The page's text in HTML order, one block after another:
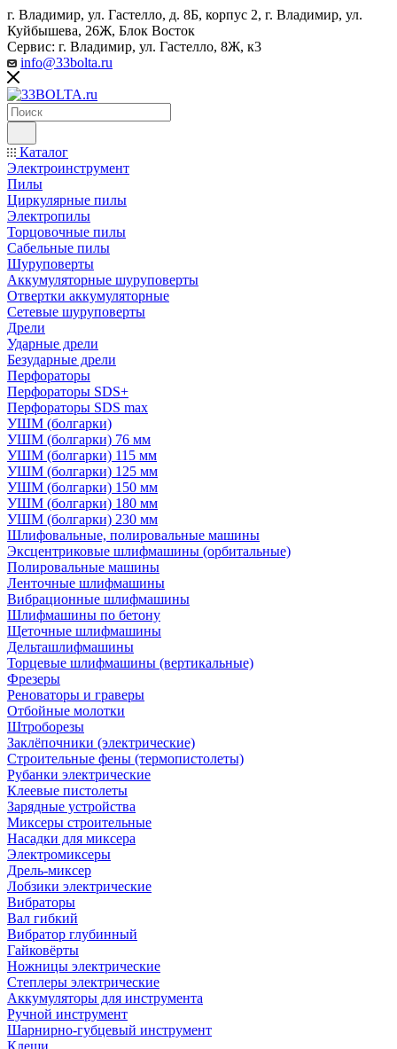
г. Владимир, ул. Гастелло, д. 8Б, корпус 2, г. Владимир, ул. ​
Куйбышева, 26Ж, Блок Восток
Сервис: г. Владимир, ул. Гастелло, 8Ж, к3
info@33bolta.ru
Каталог
Электроинструмент
Пилы
Циркулярные пилы
Электропилы
Торцовочные пилы
Сабельные пилы
Шуруповерты
Аккумуляторные шуруповерты
Отвертки аккумуляторные
Сетевые шуруповерты
Дрели
Ударные дрели
Безударные дрели
Перфораторы
Перфораторы SDS+
Перфораторы SDS max
УШМ (болгарки)
УШМ (болгарки) 76 мм
УШМ (болгарки) 115 мм
УШМ (болгарки) 125 мм
УШМ (болгарки) 150 мм
УШМ (болгарки) 180 мм
УШМ (болгарки) 230 мм
Шлифовальные, полировальные машины
Эксцентриковые шлифмашины (орбитальные)
Полировальные машины
Ленточные шлифмашины
Вибрационные шлифмашины
Шлифмашины по бетону
Щеточные шлифмашины
Дельташлифмашины
Торцевые шлифмашины (вертикальные)
Фрезеры
Реноваторы и граверы
Отбойные молотки
Штроборезы
Заклёпочники (электрические)
Строительные фены (термопистолеты)
Рубанки электрические
Клеевые пистолеты
Зарядные устройства
Миксеры строительные
Насадки для миксера
Электромиксеры
Дрель-миксер
Лобзики электрические
Вибраторы
Вал гибкий
Вибратор глубинный
Гайковёрты
Ножницы электрические
Степлеры электрические
Аккумуляторы для инструмента
Ручной инструмент
Шарнирно-губцевый инструмент
Клещи